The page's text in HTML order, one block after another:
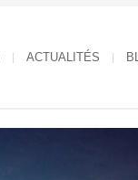
ACTUALITÉS